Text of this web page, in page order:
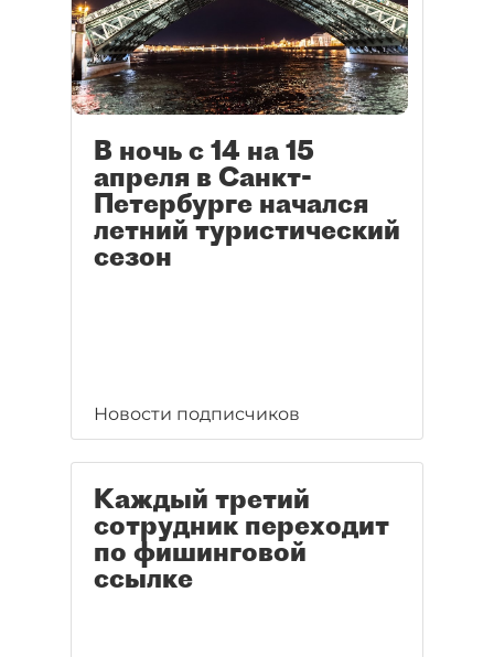
В ночь с 14 на 15
апреля в Санкт-
Петербурге начался
летний туристический
сезон
Новости подписчиков
Каждый третий
сотрудник переходит
по фишинговой
ссылке